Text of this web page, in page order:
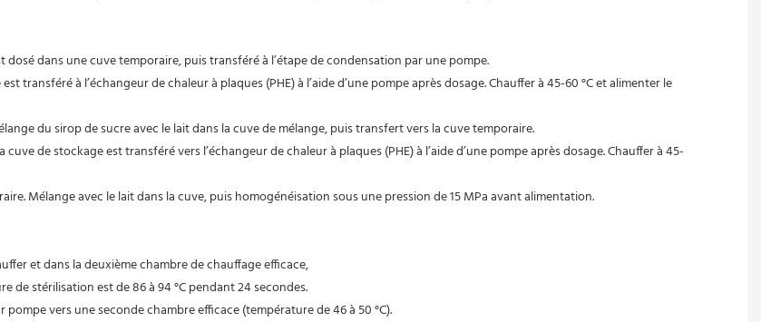
dans une cuve temporaire, puis transféré à l’étape de condensation par une pompe.
du sirop de sucre avec le lait dans la cuve de mélange, puis transfert vers la cuve temporaire.
Mélange avec le lait dans la cuve, puis homogénéisation sous une pression de 15 MPa avant alimentation.
et dans la deuxième chambre de chauffage efficace,
de stérilisation est de 86 à 94 °C pendant 24 secondes.
vers une seconde chambre efficace (température de 46 à 50 °C).